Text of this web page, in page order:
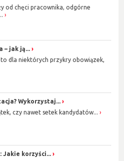
od chęci pracownika, odgórne
– jak ją...
dla niektórych przykry obowiązek,
Wykorzystaj...
czy nawet setek kandydatów...
Jakie korzyści...